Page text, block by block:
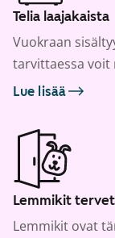
Telia laajakaista
Vuokraan
tarvittaessa
Lue lisää
Lemmikit
Lemmikit ovat